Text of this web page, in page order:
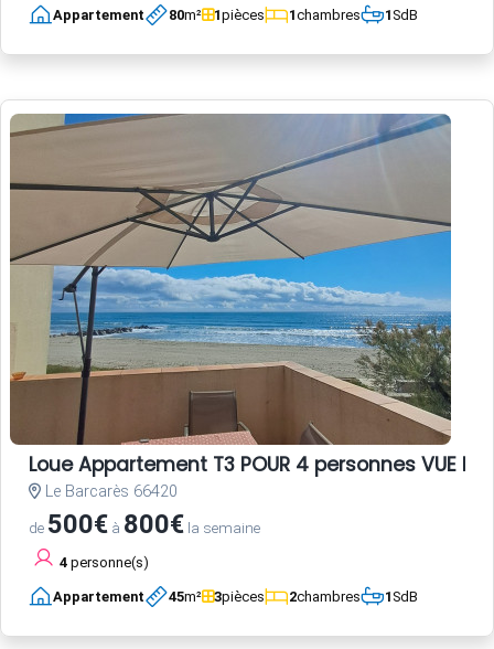
Appartement 80m² 1pièces 1chambres 1SdB
Loue Appartement T3 POUR 4 personnes VUE
Le Barcarès 66420
de 500€ à 800€ la semaine
4 personne(s)
Appartement 45m² 3pièces 2chambres 1SdB